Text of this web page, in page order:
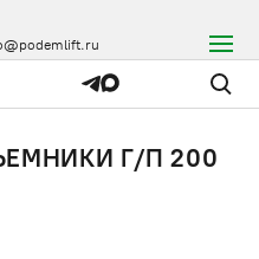
Г/П 200